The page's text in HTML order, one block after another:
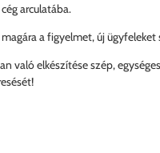
arculatába.
a figyelmet, új ügyfeleket
elkészítése szép,